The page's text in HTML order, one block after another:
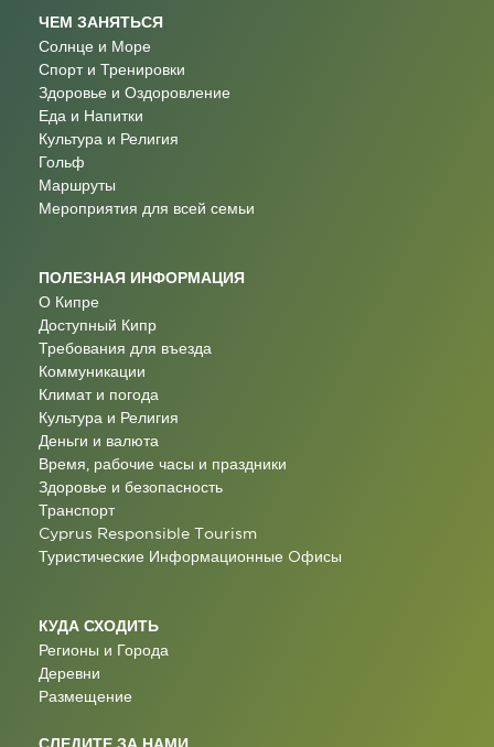
ЧЕМ ЗАНЯТЬСЯ
Солнце и Море
Спорт и Тренировки
Здоровье и Оздоровление
Еда и Напитки
Культура и Религия
Гольф
Маршруты
Мероприятия для всей семьи
ПОЛЕЗНАЯ ИНФОРМАЦИЯ
О Кипре
Доступный Кипр
Требования для въезда
Коммуникации
Климат и погода
Культура и Религия
Деньги и валюта
Время, рабочие часы и праздники
Здоровье и безопасность
Транспорт
Cyprus Responsible Tourism
Туристические Информационные Oфисы
КУДА СХОДИТЬ
Регионы и Города
Деревни
Размещение
СЛЕДИТЕ ЗА НАМИ